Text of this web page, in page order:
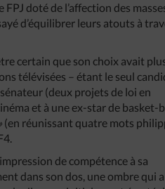
doté de l’affection des
d’équilibrer leurs atouts à
certain que son choix avait
télévisées – étant le seul
sénateur (deux projets de loi en
et à une ex-star de basket-
(en réunissant quatre mots
de compétence à sa
dans son dos, une ombre qui a